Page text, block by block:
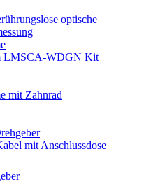
optische
LMSCA-WDGN Kit
mit Zahnrad
mit Anschlussdose